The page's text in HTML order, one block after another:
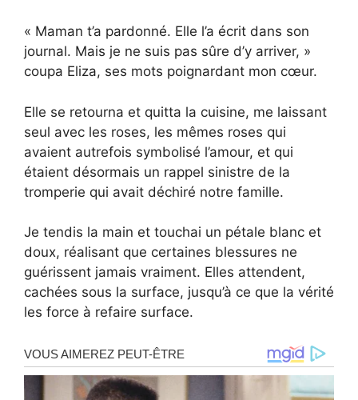
« Maman t’a pardonné. Elle l’a écrit dans son
journal. Mais je ne suis pas sûre d’y arriver, »
coupa Eliza, ses mots poignardant mon cœur.
Elle se retourna et quitta la cuisine, me laissant
seul avec les roses, les mêmes roses qui
avaient autrefois symbolisé l’amour, et qui
étaient désormais un rappel sinistre de la
tromperie qui avait déchiré notre famille.
Je tendis la main et touchai un pétale blanc et
doux, réalisant que certaines blessures ne
guérissent jamais vraiment. Elles attendent,
cachées sous la surface, jusqu’à ce que la vérité
les force à refaire surface.